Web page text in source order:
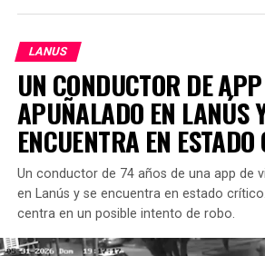
LA SITUACIÓN DESENCADENÓ UNA
POLICIAL
LANUS
UN CONDUCTOR DE
APUÑALADO EN LANÚS
ENCUENTRA EN
Un conductor de 74 años de una app de
en Lanús y se encuentra en estado
centra en un posible intento de robo.